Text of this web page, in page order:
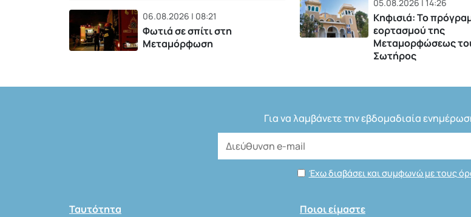
06.08.2026 | 08:21
Φωτιά σε σπίτι στη
Μεταμόρφωση
05.08.2026 | 14:26
Κηφισιά: Το
εορτασμού της
Μεταμορφώσεως
Σωτήρος
Για να λαμβάνετε την εβδομαδιαία
Έχω διαβάσει και συμφωνώ με τους
Ταυτότητα Ποιοι είμαστε